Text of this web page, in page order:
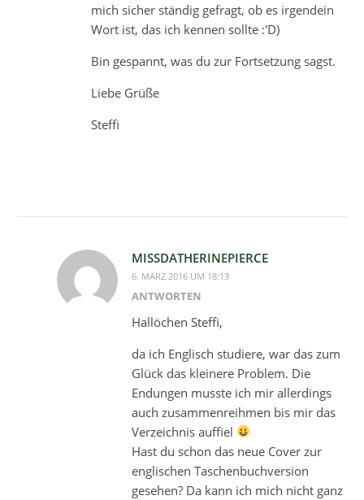
mich sicher ständig gefragt, ob es irgendein
Wort ist, das ich kennen sollte :'D)
Bin gespannt, was du zur Fortsetzung sagst.
Liebe Grüße
Steffi
MISSDATHERINEPIERCE
6. MÄRZ 2016 UM 18:13
ANTWORTEN
Hallöchen Steffi,
da ich Englisch studiere, war das zum
Glück das kleinere Problem. Die
Endungen musste ich mir allerdings
auch zusammenreihmen bis mir das
Verzeichnis auffiel
Hast du schon das neue Cover zur
englischen Taschenbuchversion
gesehen? Da kann ich mich nicht ganz